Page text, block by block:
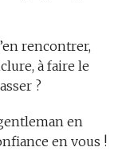
rencontrer,
à faire le
?
en
en vous !